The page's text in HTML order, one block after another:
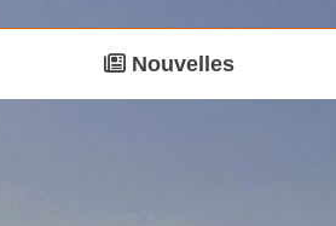
Nouvelles